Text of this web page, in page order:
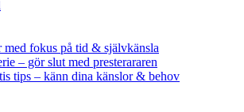
med fokus på tid & självkänsla
– gör slut med presterararen
tips – känn dina känslor & behov